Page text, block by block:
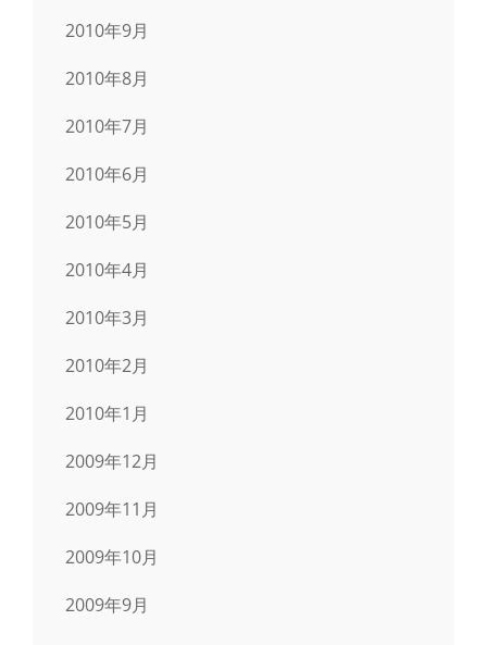
2010年9月
2010年8月
2010年7月
2010年6月
2010年5月
2010年4月
2010年3月
2010年2月
2010年1月
2009年12月
2009年11月
2009年10月
2009年9月